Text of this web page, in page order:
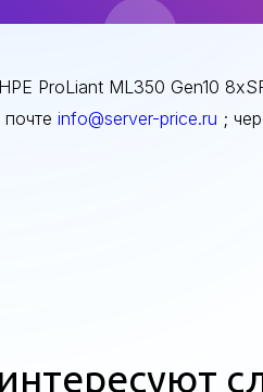
ProLiant ML350 Gen10
info@server-price.ru ;